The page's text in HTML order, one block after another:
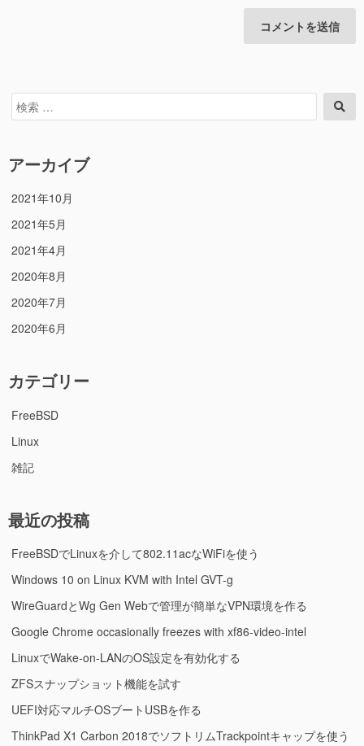
検
索
索
アーカイブ
2021年10月
2021年5月
2021年4月
2020年8月
2020年7月
2020年6月
カテゴリー
FreeBSD
Linux
雑記
最近の投稿
FreeBSDでLinuxを介して802.11acなWiFiを使う
Windows 10 on Linux KVM with Intel GVT-g
WireGuardとWg Gen Webで管理が簡単なVPN環境を作る
Google Chrome occasionally freezes with xf86-video-intel
LinuxでWake-on-LANのOS設定を有効化する
ZFSスナップショット機能を試す
UEFI対応マルチOSブートUSBを作る
ThinkPad X1 Carbon 2018でソフトリムTrackpointキャップを使う